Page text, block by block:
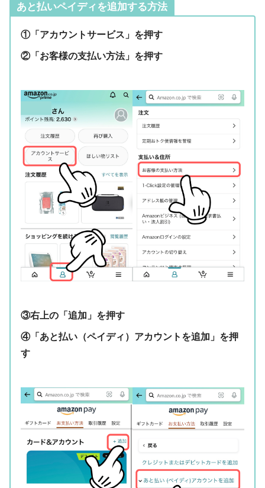
あと払いペイディを追加する方法
①「アカウントサービス」を押す
②「お客様の支払い方法」を押す
③右上の「追加」を押す
④「あと払い（ペイディ）アカウントを追加」を押
す